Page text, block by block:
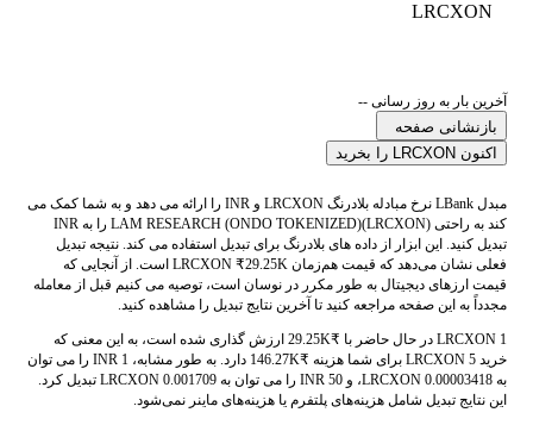
LRCXON
آخرین بار به روز رسانی --
بازنشانی صفحه
اکنون LRCXON را بخرید
مبدل LBank نرخ مبادله بلادرنگ LRCXON و INR را ارائه می دهد و به شما کمک می
کند به راحتی LAM RESEARCH (ONDO TOKENIZED)(LRCXON) را به INR
تبدیل کنید. این ابزار از داده های بلادرنگ برای تبدیل استفاده می کند. نتیجه تبدیل
فعلی نشان می‌دهد که قیمت هم‌زمان LRCXON ₹29.25K است. از آنجایی که
قیمت ارزهای دیجیتال به طور مکرر در نوسان است، توصیه می کنیم قبل از معامله
مجدداً به این صفحه مراجعه کنید تا آخرین نتایج تبدیل را مشاهده کنید.
1 LRCXON در حال حاضر با ₹29.25K ارزش گذاری شده است، به این معنی که
خرید 5 LRCXON برای شما هزینه ₹146.27K دارد. به طور مشابه، 1 INR را می توان
به 0.00003418 LRCXON، و 50 INR را می توان به 0.001709 LRCXON تبدیل کرد.
این نتایج تبدیل شامل هزینه‌های پلتفرم یا هزینه‌های ماینر نمی‌شود.